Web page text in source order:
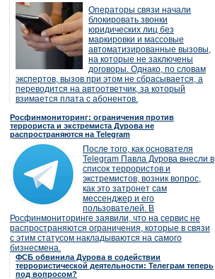
Операторы связи начали
блокировать звонки
юридических лиц без
маркировки и массовые
автоматизированные вызовы,
на которые не заключены
договоры. Однако, по словам
экспертов, вызов при этом не сбрасывается, а
переводится на автоответчик, за который
взимается плата с абонентов.
Росфинмониторинг: ограничения против
террориста и экстремиста Дурова не
распространяются на Telegram
После того, как основателя
Telegram Павла Дурова внесли в
список террористов и
экстремистов, возник вопрос,
как это затронет сам
мессенджер и его
пользователей. В
Росфинмониторинге заявили, что на сервис не
распространяются ограничения, которые в связи
с этим статусом накладываются на самого
бизнесмена.
ФСБ обвинила Дурова в содействии
террористической деятельности: Телеграм теперь
под вопросом?